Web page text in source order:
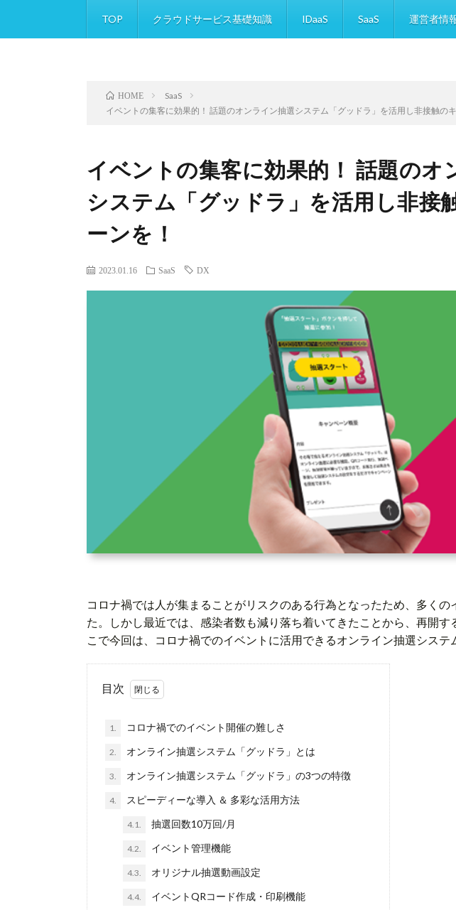
TOP クラウドサービス基礎知識 IDaaS SaaS 運営者情
HOME
SaaS
イベントの集客に効果的！ 話題のオンライン抽選システム「グッドラ」を活用し非接触の
イベントの集客に効果的！ 話題のオ
システム「グッドラ」を活用し非接
ーンを！
2023.01.16 SaaS DX
コロナ禍では人が集まることがリスクのある行為となったため、多くの
た。しかし最近では、感染者数も減り落ち着いてきたことから、再開す
こで今回は、コロナ禍でのイベントに活用できるオンライン抽選システ
目次
1. コロナ禍でのイベント開催の難しさ
2. オンライン抽選システム「グッドラ」とは
3. オンライン抽選システム「グッドラ」の3つの特徴
4. スピーディーな導入 ＆ 多彩な活用方法
4.1. 抽選回数10万回/月
4.2. イベント管理機能
4.3. オリジナル抽選動画設定
4.4. イベントQRコード作成・印刷機能